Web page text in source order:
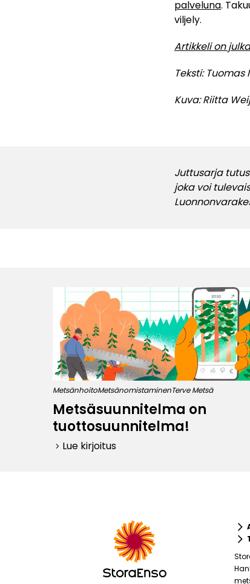
palveluna.
viljely.
Artikkeli on
Teksti: Tuomas
Kuva: Riitta
Juttusarja
joka voi
MetsänhoitoMetsänomistaminenTerve Metsä
Metsäsuunnitelma on
tuottosuunnitelma!
keyboard_arrow_right Lue kirjoitus
keyboard_arrow_right
keyboard_arrow_right